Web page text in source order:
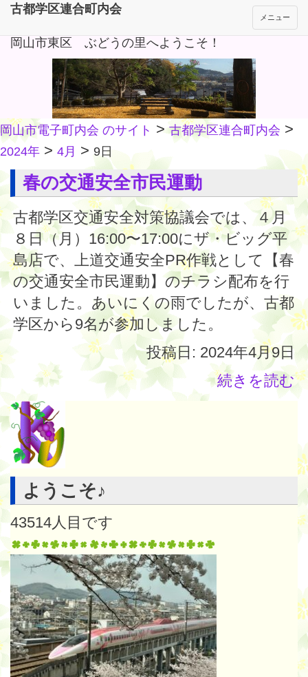
岡山市東区 ぶどうの里へようこそ！
メニュー
古都学区連合町内会
岡山市電子町内会 のサイト >古都学区連合町内会 >
2024年 > 4月 > 9日
春の交通安全市民運動
古都学区交通安全対策協議会では、４月
８日（月）16:00〜17:00にザ・ビッグ平
島店で、上道交通安全PR作戦として【春
の交通安全市民運動】のチラシ配布を行
いました。あいにくの雨でしたが、古都
学区から9名が参加しました。
投稿日: 2024年4月9日
続きを読む
ようこそ♪
43514人目です